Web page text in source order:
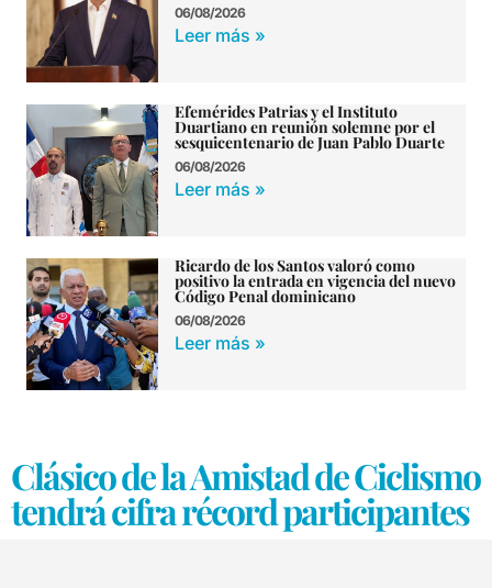
06/08/2026
Leer más »
Efemérides Patrias y el Instituto
Duartiano en reunión solemne por el
sesquicentenario de Juan Pablo Duarte
06/08/2026
Leer más »
Ricardo de los Santos valoró como
positivo la entrada en vigencia del nuevo
Código Penal dominicano
06/08/2026
Leer más »
Clásico de la Amistad de Ciclismo
tendrá cifra récord participantes